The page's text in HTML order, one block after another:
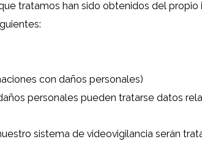
tratamos han sido obtenidos del propio
con daños personales)
personales pueden tratarse datos
sistema de videovigilancia serán